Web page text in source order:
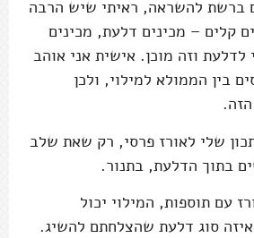
ברשת להשראה, ראיתי שיש הרבה
קלים – מכינים דלעת, מכינים
לדלעת וזה מוכן. אישית אני אוהב
בין הממולא למילוי, ולכן
שלי לאורז פרסי, רק שאת שלב
בתוך הדלעת, בתנור.
עם תוספות, המילוי יכול
סוג דלעת שהצלחתם להשיג.